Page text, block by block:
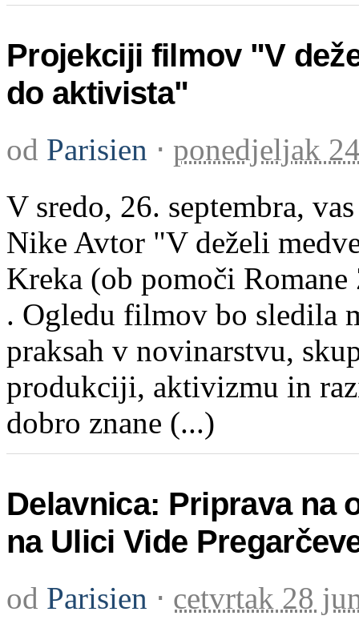
Projekciji filmov "V
do aktivista"
od Parisien ⋅ ponedjeljak
V sredo, 26. septembra,
Nike Avtor "V deželi
Kreka (ob pomoči
. Ogledu filmov bo sledila
praksah v novinarstvu,
produkciji, aktivizmu in
dobro znane (...)
Delavnica: Priprava na
na Ulici Vide
od Parisien ⋅ cetvrtak 28